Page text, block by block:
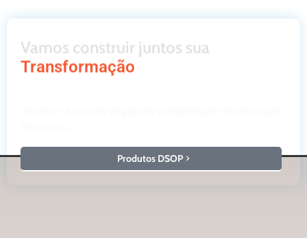
Vamos construir juntos sua
Transformação
Produtos DSOP